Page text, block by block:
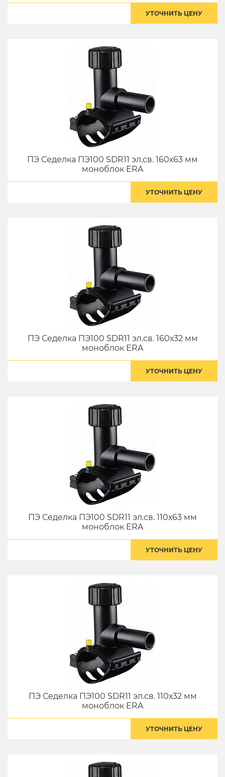
УТОЧНИТЬ ЦЕНУ
ПЭ Седелка ПЭ100 SDR11 эл.св. 160х63 мм
моноблок ERA
УТОЧНИТЬ ЦЕНУ
ПЭ Седелка ПЭ100 SDR11 эл.св. 160х32 мм
моноблок ERA
УТОЧНИТЬ ЦЕНУ
ПЭ Седелка ПЭ100 SDR11 эл.св. 110х63 мм
моноблок ERA
УТОЧНИТЬ ЦЕНУ
ПЭ Седелка ПЭ100 SDR11 эл.св. 110х32 мм
моноблок ERA
УТОЧНИТЬ ЦЕНУ